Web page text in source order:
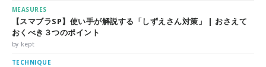
MEASURES
【スマブラSP】使い手が解説する「しずえさん対策」 | おさえて
おくべき３つのポイント
by kept
TECHNIQUE